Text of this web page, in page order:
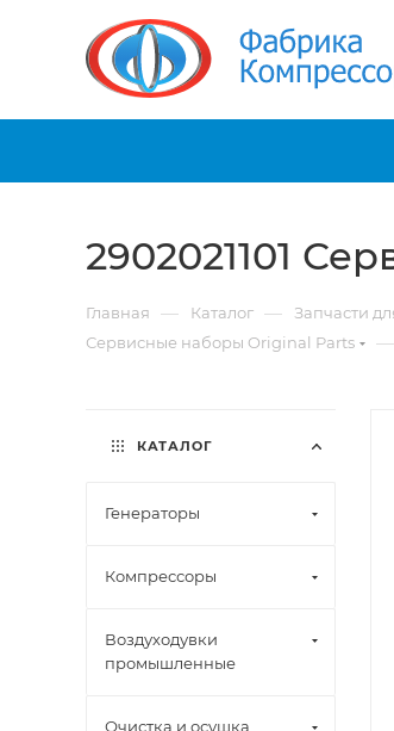
2902021101
Главная — Каталог — Запчасти
Сервисные наборы Original Parts —
КАТАЛОГ
Генераторы
Компрессоры
Воздуходувки
промышленные
Очистка и осушка